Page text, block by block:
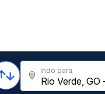
Indo para